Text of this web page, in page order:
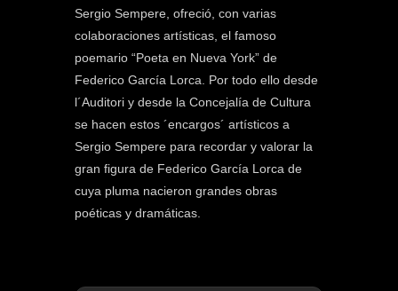
Sergio Sempere, ofreció, con varias
colaboraciones artísticas, el famoso
poemario “Poeta en Nueva York” de
Federico García Lorca. Por todo ello desde
l´Auditori y desde la Concejalía de Cultura
se hacen estos ´encargos´ artísticos a
Sergio Sempere para recordar y valorar la
gran figura de Federico García Lorca de
cuya pluma nacieron grandes obras
poéticas y dramáticas.